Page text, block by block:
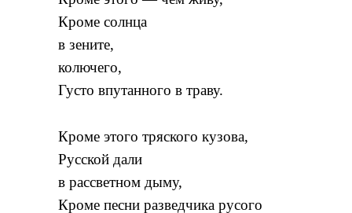
Кроме солнца
в зените,
колючего,
Густо впутанного в траву.
Кроме этого тряского кузова,
Русской дали
в рассветном дыму,
Кроме песни разведчика русого